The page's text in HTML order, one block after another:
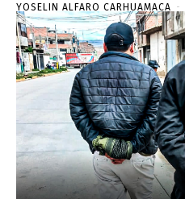
YOSELIN ALFARO CARHUAMACA -